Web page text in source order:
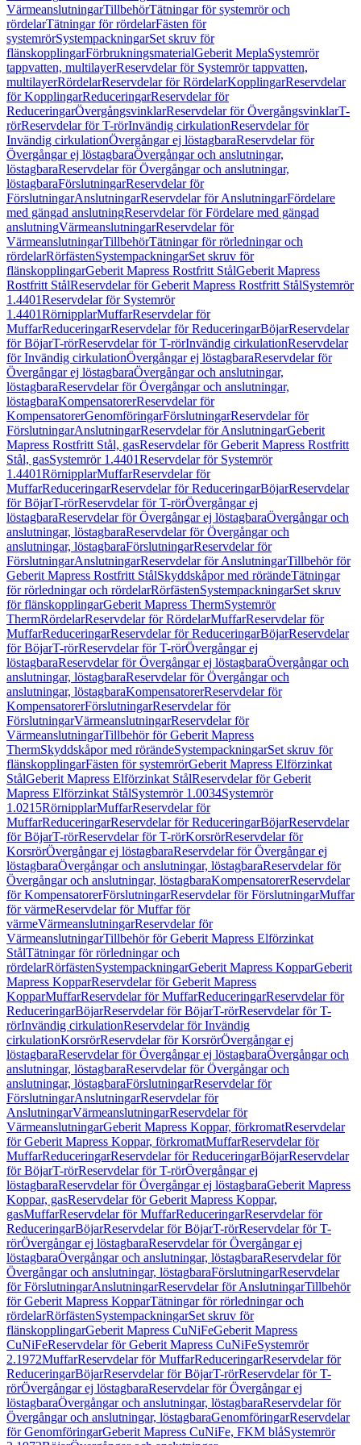
VärmeanslutningarTillbehörTätningar för systemrör och
rördelarTätningar för rördelarFästen för
systemrörSystempackningarSet skruv för
flänskopplingarFörbrukningsmaterialGeberit MeplaSystemrör
tappvatten, multilayerReservdelar för Systemrör tappvatten,
multilayerRördelarReservdelar för RördelarKopplingarReservdelar
för KopplingarReduceringarReservdelar för
ReduceringarÖvergångsvinklarReservdelar för ÖvergångsvinklarT-
rörReservdelar för T-rörInvändig cirkulationReservdelar för
Invändig cirkulationÖvergångar ej löstagbaraReservdelar för
Övergångar ej löstagbaraÖvergångar och anslutningar,
löstagbaraReservdelar för Övergångar och anslutningar,
löstagbaraFörslutningarReservdelar för
FörslutningarAnslutningarReservdelar för AnslutningarFördelare
med gängad anslutningReservdelar för Fördelare med gängad
anslutningVärmeanslutningarReservdelar för
VärmeanslutningarTillbehörTätningar för rörledningar och
rördelarRörfästenSystempackningarSet skruv för
flänskopplingarGeberit Mapress Rostfritt StålGeberit Mapress
Rostfritt StålReservdelar för Geberit Mapress Rostfritt StålSystemrör
1.4401Reservdelar för Systemrör
1.4401RörnipplarMuffarReservdelar för
MuffarReduceringarReservdelar för ReduceringarBöjarReservdelar
för BöjarT-rörReservdelar för T-rörInvändig cirkulationReservdelar
för Invändig cirkulationÖvergångar ej löstagbaraReservdelar för
Övergångar ej löstagbaraÖvergångar och anslutningar,
löstagbaraReservdelar för Övergångar och anslutningar,
löstagbaraKompensatorerReservdelar för
KompensatorerGenomföringarFörslutningarReservdelar för
FörslutningarAnslutningarReservdelar för AnslutningarGeberit
Mapress Rostfritt Stål, gasReservdelar för Geberit Mapress Rostfritt
Stål, gasSystemrör 1.4401Reservdelar för Systemrör
1.4401RörnipplarMuffarReservdelar för
MuffarReduceringarReservdelar för ReduceringarBöjarReservdelar
för BöjarT-rörReservdelar för T-rörÖvergångar ej
löstagbaraReservdelar för Övergångar ej löstagbaraÖvergångar och
anslutningar, löstagbaraReservdelar för Övergångar och
anslutningar, löstagbaraFörslutningarReservdelar för
FörslutningarAnslutningarReservdelar för AnslutningarTillbehör för
Geberit Mapress Rostfritt StålSkyddskåpor med rörändeTätningar
för rörledningar och rördelarRörfästenSystempackningarSet skruv
för flänskopplingarGeberit Mapress ThermSystemrör
ThermRördelarReservdelar för RördelarMuffarReservdelar för
MuffarReduceringarReservdelar för ReduceringarBöjarReservdelar
för BöjarT-rörReservdelar för T-rörÖvergångar ej
löstagbaraReservdelar för Övergångar ej löstagbaraÖvergångar och
anslutningar, löstagbaraReservdelar för Övergångar och
anslutningar, löstagbaraKompensatorerReservdelar för
KompensatorerFörslutningarReservdelar för
FörslutningarVärmeanslutningarReservdelar för
VärmeanslutningarTillbehör för Geberit Mapress
ThermSkyddskåpor med rörändeSystempackningarSet skruv för
flänskopplingarFästen för systemrörGeberit Mapress Elförzinkat
StålGeberit Mapress Elförzinkat StålReservdelar för Geberit
Mapress Elförzinkat StålSystemrör 1.0034Systemrör
1.0215RörnipplarMuffarReservdelar för
MuffarReduceringarReservdelar för ReduceringarBöjarReservdelar
för BöjarT-rörReservdelar för T-rörKorsrörReservdelar för
KorsrörÖvergångar ej löstagbaraReservdelar för Övergångar ej
löstagbaraÖvergångar och anslutningar, löstagbaraReservdelar för
Övergångar och anslutningar, löstagbaraKompensatorerReservdelar
för KompensatorerFörslutningarReservdelar för FörslutningarMuffar
för värmeReservdelar för Muffar för
värmeVärmeanslutningarReservdelar för
VärmeanslutningarTillbehör för Geberit Mapress Elförzinkat
StålTätningar för rörledningar och
rördelarRörfästenSystempackningarGeberit Mapress KopparGeberit
Mapress KopparReservdelar för Geberit Mapress
KopparMuffarReservdelar för MuffarReduceringarReservdelar för
ReduceringarBöjarReservdelar för BöjarT-rörReservdelar för T-
rörInvändig cirkulationReservdelar för Invändig
cirkulationKorsrörReservdelar för KorsrörÖvergångar ej
löstagbaraReservdelar för Övergångar ej löstagbaraÖvergångar och
anslutningar, löstagbaraReservdelar för Övergångar och
anslutningar, löstagbaraFörslutningarReservdelar för
FörslutningarAnslutningarReservdelar för
AnslutningarVärmeanslutningarReservdelar för
VärmeanslutningarGeberit Mapress Koppar, förkromatReservdelar
för Geberit Mapress Koppar, förkromatMuffarReservdelar för
MuffarReduceringarReservdelar för ReduceringarBöjarReservdelar
för BöjarT-rörReservdelar för T-rörÖvergångar ej
löstagbaraReservdelar för Övergångar ej löstagbaraGeberit Mapress
Koppar, gasReservdelar för Geberit Mapress Koppar,
gasMuffarReservdelar för MuffarReduceringarReservdelar för
ReduceringarBöjarReservdelar för BöjarT-rörReservdelar för T-
rörÖvergångar ej löstagbaraReservdelar för Övergångar ej
löstagbaraÖvergångar och anslutningar, löstagbaraReservdelar för
Övergångar och anslutningar, löstagbaraFörslutningarReservdelar
för FörslutningarAnslutningarReservdelar för AnslutningarTillbehör
för Geberit Mapress KopparTätningar för rörledningar och
rördelarRörfästenSystempackningarSet skruv för
flänskopplingarGeberit Mapress CuNiFeGeberit Mapress
CuNiFeReservdelar för Geberit Mapress CuNiFeSystemrör
2.1972MuffarReservdelar för MuffarReduceringarReservdelar för
ReduceringarBöjarReservdelar för BöjarT-rörReservdelar för T-
rörÖvergångar ej löstagbaraReservdelar för Övergångar ej
löstagbaraÖvergångar och anslutningar, löstagbaraReservdelar för
Övergångar och anslutningar, löstagbaraGenomföringarReservdelar
för GenomföringarGeberit Mapress CuNiFe, FKM blåSystemrör